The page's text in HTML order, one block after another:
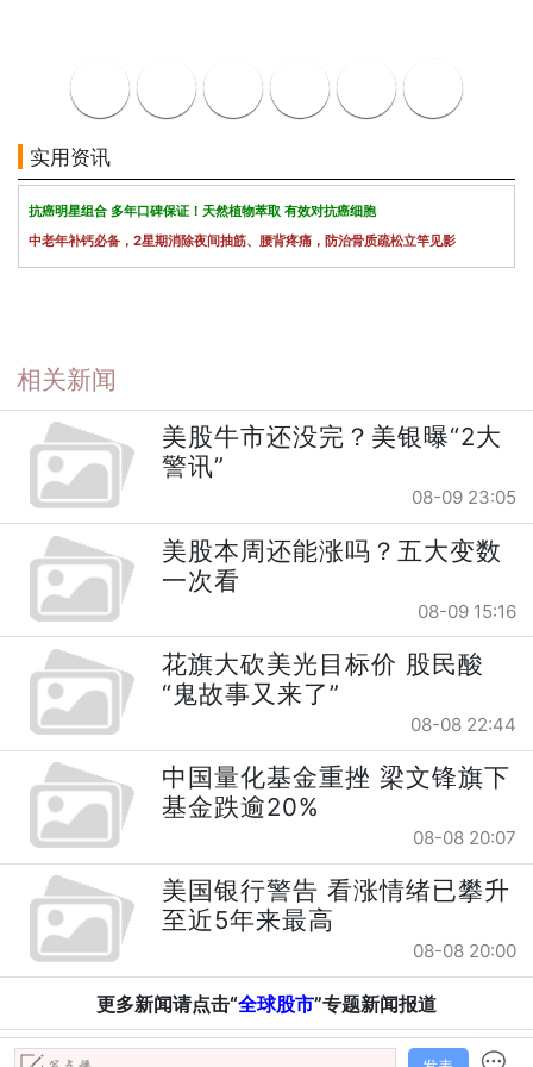
实用资讯
抗癌明星组合 多年口碑保证！天然植物萃取 有效对抗癌细胞
中老年补钙必备，2星期消除夜间抽筋、腰背疼痛，防治骨质疏松立竿见影
相关新闻
美股牛市还没完？美银曝“2大
警讯”
08-09 23:05
美股本周还能涨吗？五大变数
一次看
08-09 15:16
花旗大砍美光目标价 股民酸
“鬼故事又来了”
08-08 22:44
中国量化基金重挫 梁文锋旗下
基金跌逾20%
08-08 20:07
美国银行警告 看涨情绪已攀升
至近5年来最高
08-08 20:00
更多新闻请点击“全球股市”专题新闻报道